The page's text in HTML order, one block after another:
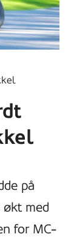
på
økt med
for MC-